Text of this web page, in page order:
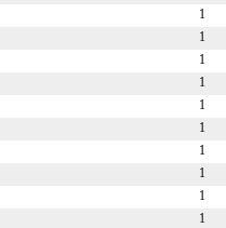
1
1
1
1
1
1
1
1
1
1